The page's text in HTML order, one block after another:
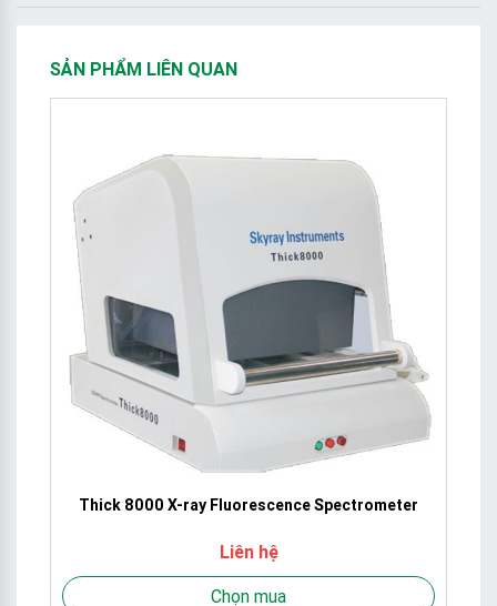
SẢN PHẨM LIÊN QUAN
Thick 8000 X-ray Fluorescence Spectrometer
Liên hệ
Chọn mua